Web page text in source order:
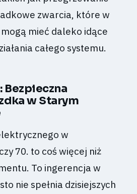
zwarcia, które w
mieć daleko idące
całego systemu.
Bezpieczna
w Starym
w
70. to coś więcej niż
To ingerencja w
nie spełnia dzisiejszych